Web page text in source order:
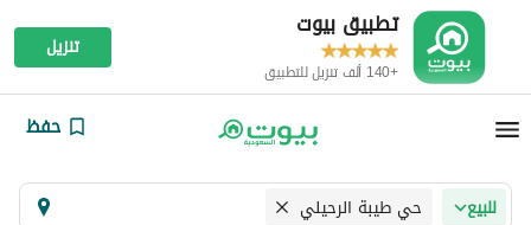
تطبيق بيوت
+140 ألف تنزيل للتطبيق
تنزيل
حفظ
للبيع حي طيبة الرحيلي